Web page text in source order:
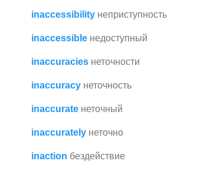
inaccessibility неприступность
inaccessible недоступный
inaccuracies неточности
inaccuracy неточность
inaccurate неточный
inaccurately неточно
inaction бездействие